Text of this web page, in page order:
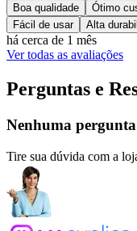
Boa qualidade Ótimo
Fácil de usar
Alta
há cerca de 1 mês
Ver todas as avaliações
Perguntas e
Nenhuma
Tire sua dúvida com a